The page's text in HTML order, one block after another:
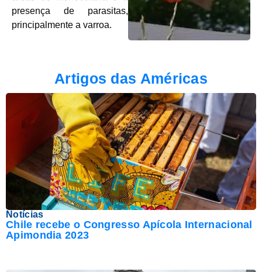
presença de parasitas,
principalmente a varroa.
Artigos das Américas
Notícias
Chile recebe o Congresso Apícola Internacional
Apimondia 2023